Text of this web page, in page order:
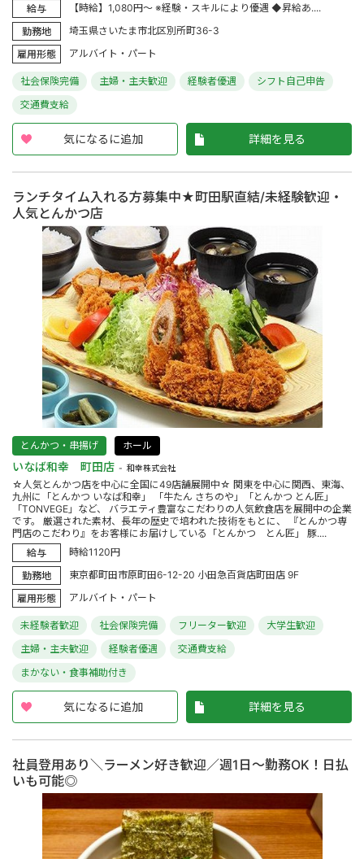
給与
【時給】1,080円～ ※経験・スキルにより優遇 ◆昇給あ....
勤務地
埼玉県さいたま市北区別所町36-3
雇用形態
アルバイト・パート
社会保険完備 主婦・主夫歓迎 経験者優遇
シフト自己申告
交通費支給
気になるに追加 詳細を見る
ランチタイム入れる方募集中★町田駅直結/未経験歓迎・
人気とんかつ店
とんかつ・串揚げ ホール
いなば和幸 町田店 和幸株式会社
☆人気とんかつ店を中心に全国に49店舗展開中☆ 関東を中心に関西、東海、
九州に「とんかつ いなば和幸」 「牛たん さちのや」「とんかつ とん匠」
「TONVEGE」など、 バラエティ豊富なこだわりの人気飲食店を展開中の企業
です。 厳選された素材、長年の歴史で培われた技術をもとに、 『とんかつ専
門店のこだわり』をお客様にお届けしている「とんかつ とん匠」 豚....
給与
時給1120円
勤務地
東京都町田市原町田6-12-20 小田急百貨店町田店 9F
雇用形態
アルバイト・パート
未経験者歓迎 社会保険完備 フリーター歓迎
大学生歓迎
主婦・主夫歓迎
経験者優遇
交通費支給
まかない・食事補助付き
気になるに追加 詳細を見る
社員登用あり＼ラーメン好き歓迎／週1日～勤務OK！日払
いも可能◎